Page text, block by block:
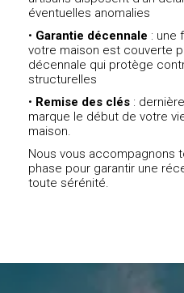
éventuelles anomalies
• Garantie décennale : une
votre maison est couverte
décennale qui protège
structurelles
• Remise des clés:
marque le début de votre
maison.
Nous vous accompagnons
phase pour garantir une
toute sérénité.